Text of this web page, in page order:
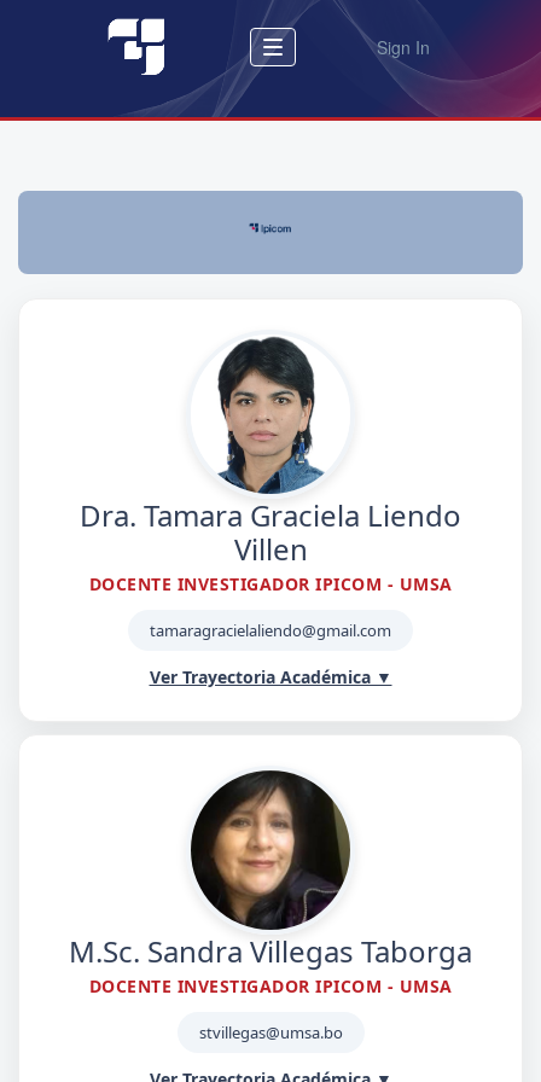
Sign In
Dra. Tamara Graciela Liendo
Villen
DOCENTE INVESTIGADOR IPICOM - UMSA
tamaragracielaliendo@gmail.com
Ver Trayectoria Académica ▼
Tamara Graciela Liendo Villena es Doctora en Educación
Superior y Magíster en Psicopedagogía, Planificación y
Gestión por la UMSA. Cuenta con una amplia trayectoria
docente desde el año 2002 y se ha desempeñado en roles
clave como responsable del Programa de educación
económica y financiera del Banco Central de Bolivia entre
2010 y 2023.
liderado el diseño curricular de programas de posgrado,
M.Sc. Sandra Villegas Taborga
DOCENTE INVESTIGADOR IPICOM - UMSA
stvillegas@umsa.bo